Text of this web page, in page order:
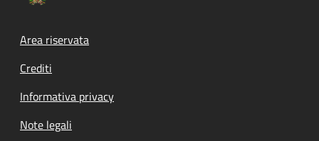
Footer menu
Area riservata
Crediti
Informativa privacy
Note legali